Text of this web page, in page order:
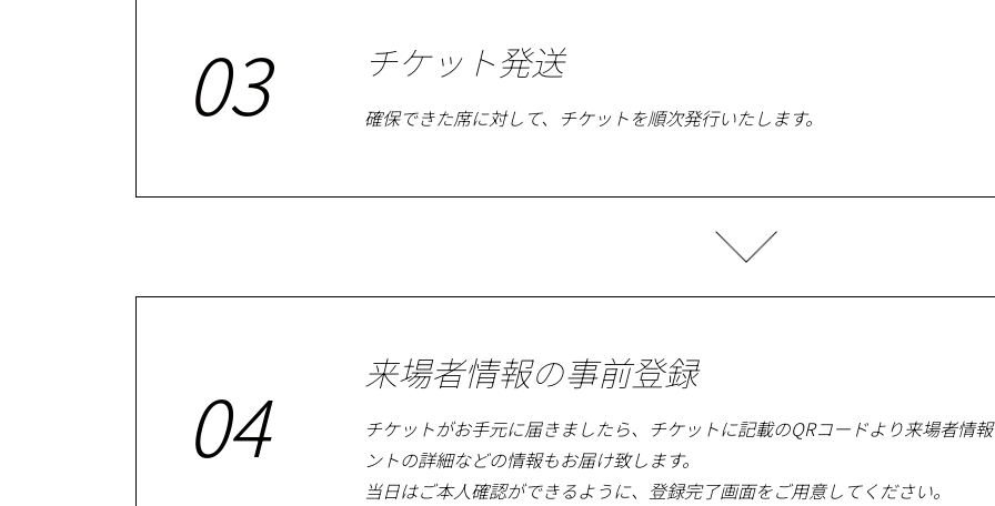
03 チケット発送
確保できた席に対して、チケットを順次発行いたします。
04 来場者情報の事前登録
チケットがお手元に届きましたら、チケットに記載のQRコードより来場者情
ントの詳細などの情報もお届け致します。
当日はご本人確認ができるように、登録完了画面をご用意してください。